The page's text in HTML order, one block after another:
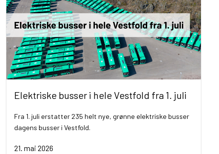
Elektriske busser i hele Vestfold fra 1. juli
Fra 1. juli erstatter 235 helt nye, grønne elektriske busser
dagens busser i Vestfold.
21. mai 2026